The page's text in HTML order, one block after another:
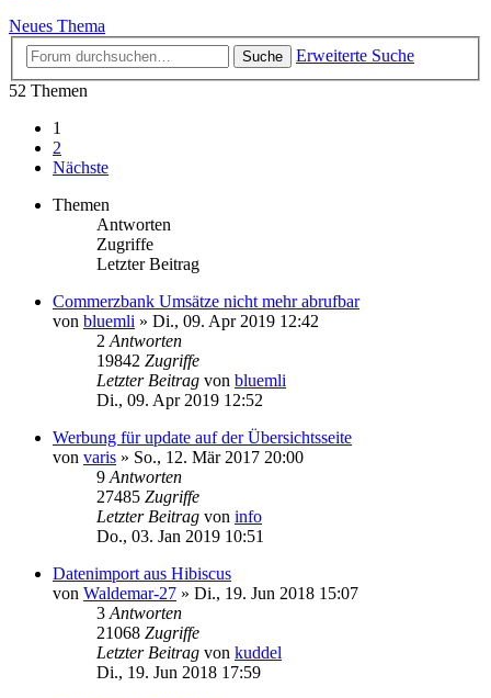
Neues Thema
Suche
Erweiterte Suche
52 Themen
1
2
Nächste
Themen
Antworten
Zugriffe
Letzter Beitrag
Commerzbank Umsätze nicht mehr abrufbar
von bluemli » Di., 09. Apr 2019 12:42
2 Antworten
19842 Zugriffe
Letzter Beitrag von bluemli
Di., 09. Apr 2019 12:52
Werbung für update auf der Übersichtsseite
von varis » So., 12. Mär 2017 20:00
9 Antworten
27485 Zugriffe
Letzter Beitrag von info
Do., 03. Jan 2019 10:51
Datenimport aus Hibiscus
von Waldemar-27 » Di., 19. Jun 2018 15:07
3 Antworten
21068 Zugriffe
Letzter Beitrag von kuddel
Di., 19. Jun 2018 17:59